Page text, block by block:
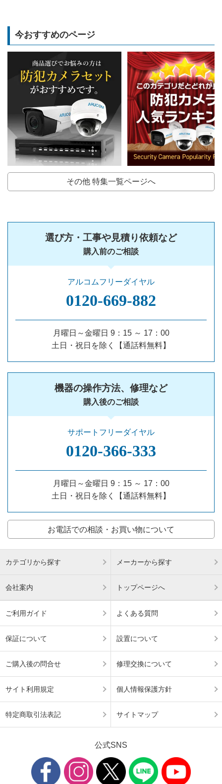
今おすすめのページ
その他 特集一覧ページへ
選び方・工事や見積り依頼など
購入前のご相談
アルコムフリーダイヤル
0120‐669‐882
月曜日～金曜日 9：15 ～ 17：00
土日・祝日を除く【通話料無料】
機器の操作方法、修理など
購入後のご相談
サポートフリーダイヤル
0120‐366‐333
月曜日～金曜日 9：15 ～ 17：00
土日・祝日を除く【通話料無料】
お電話での相談・お買い物について
カテゴリから探す メーカーから探す
会社案内 トップページへ
ご利用ガイド よくある質問
保証について 設置について
ご購入後の問合せ 修理交換について
サイト利用規定 個人情報保護方針
特定商取引法表記 サイトマップ
公式SNS